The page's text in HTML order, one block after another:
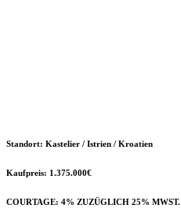
Standort: Kastelier / Istrien / Kroatien
Kaufpreis: 1.375.000€
COURTAGE: 4% ZUZÜGLICH 25% MWST.